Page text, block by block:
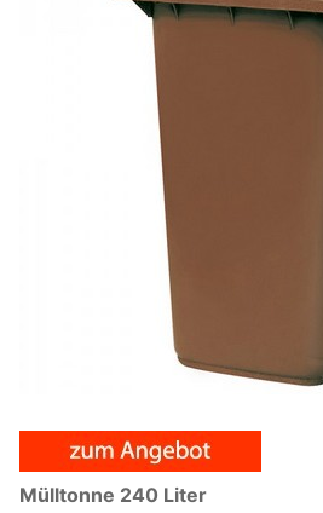
Mülltonne 240 Liter